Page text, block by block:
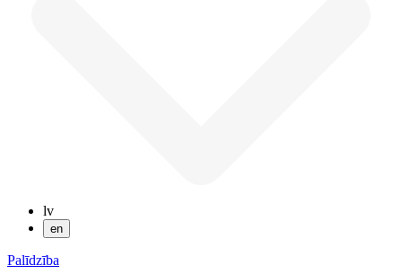
lv
en
Palīdzība